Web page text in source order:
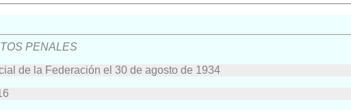
PENALES
de la Federación el 30 de agosto de 1934